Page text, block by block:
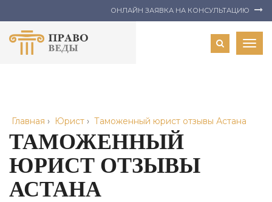
ОНЛАЙН ЗАЯВКА НА КОНСУЛЬТАЦИЮ
Главная › Юрист › Таможенный юрист отзывы Астана
ТАМОЖЕННЫЙ
ЮРИСТ ОТЗЫВЫ
АСТАНА